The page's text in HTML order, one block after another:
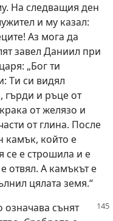
На следващия ден
и му казал:
Аз мога да
завел Даниил при
„Бог ти
Ти си видял
гърди и ръце от
от желязо и
от глина. После
камък, който е
се е строшила и е
отвял. А камъкът е
цялата земя.“
означава сънят